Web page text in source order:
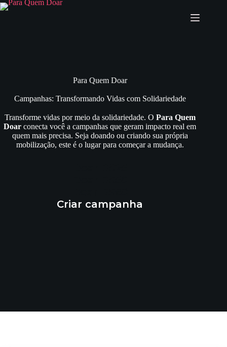
Pular
para
Para Quem Doar
Campanhas: Transformando Vidas com Solidariedade
Transforme vidas por meio da solidariedade. O Para Quem
Doar conecta você a campanhas que geram impacto real em
quem mais precisa. Seja doando ou criando sua própria
mobilização, este é o lugar para começar a mudança.
Criar campanha